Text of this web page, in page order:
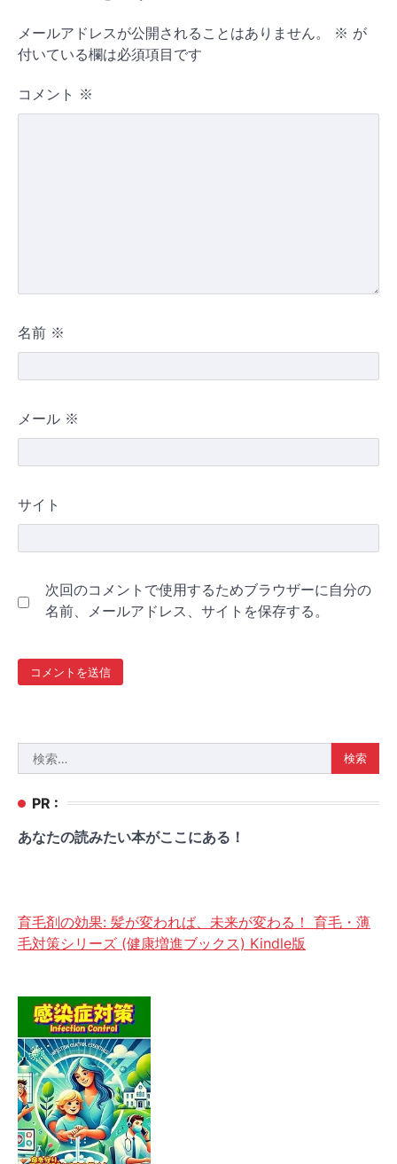
メールアドレスが公開されることはありません。 ※ が
付いている欄は必須項目です
コメント ※
名前 ※
メール ※
サイト
次回のコメントで使用するためブラウザーに自分の
名前、メールアドレス、サイトを保存する。
索:
PR :
あなたの読みたい本がここにある！
育毛剤の効果: 髪が変われば、未来が変わる！ 育毛・薄
毛対策シリーズ (健康増進ブックス) Kindle版